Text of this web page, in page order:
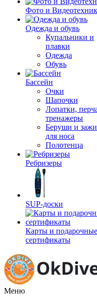
Фото и
Одежда и обувь
Купальники и
плавки
Одежда
Обувь
Бассейн
Очки
Шапочки
Лопатки,
тренажеры
Беруши и
для носа
Полотенца
Ребризеры
SUP-доски
Карты и подарочные
сертификаты
Меню